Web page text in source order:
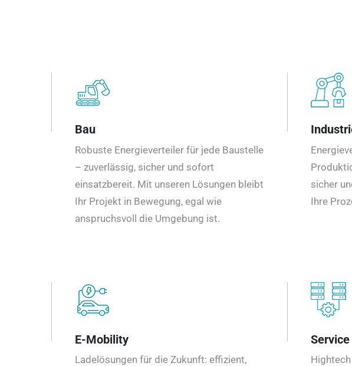
Bau
Robuste Energieverteiler für jede Baustelle
– zuverlässig, sicher und sofort
einsatzbereit. Mit unseren Lösungen bleibt
Ihr Projekt in Bewegung, egal wie
anspruchsvoll die Umgebung ist.
sicher
Ihre
E-Mobility
Ladelösungen für die Zukunft: effizient,
Service